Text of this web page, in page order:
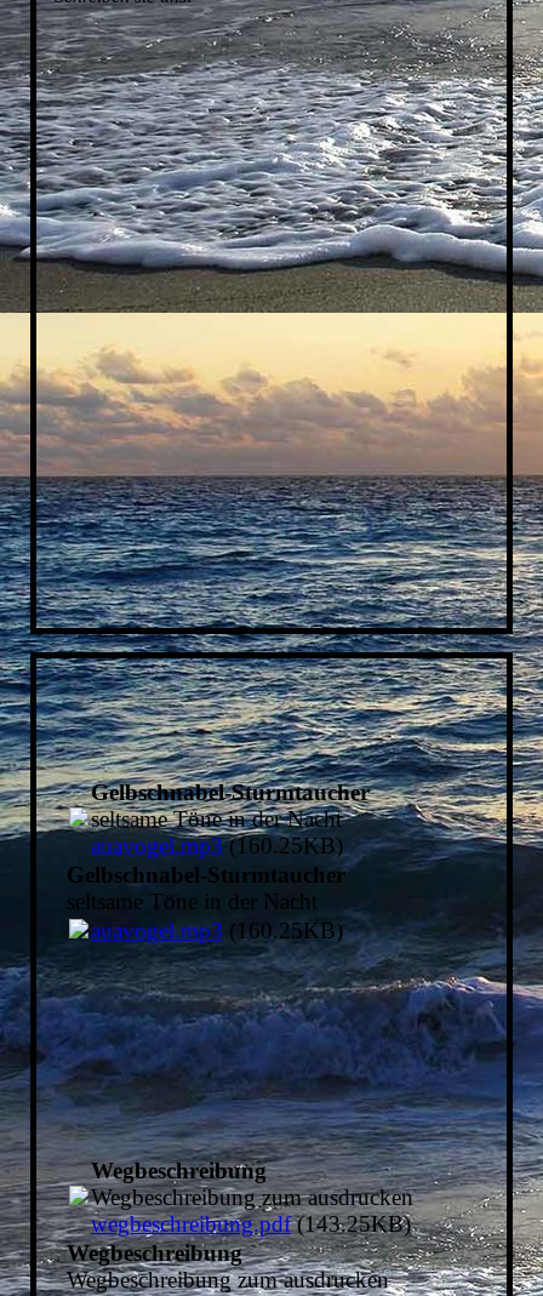
Gelbschnabel-Sturmtaucher
seltsame Töne in der Nacht
auavogel.mp3(160.25KB)
Gelbschnabel-Sturmtaucher
seltsame Töne in der Nacht
auavogel.mp3 (160.25KB)
Wegbeschreibung
Wegbeschreibung zum ausdrucken
wegbeschreibung.pdf(143.25KB)
Wegbeschreibung
Wegbeschreibung zum ausdrucken